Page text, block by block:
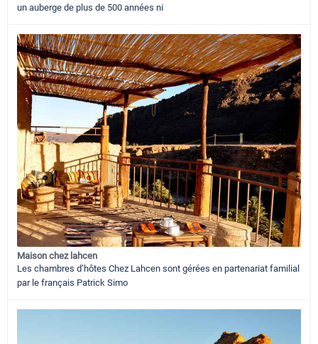
un auberge de plus de 500 années ni
Maison chez lahcen
Les chambres d’hôtes Chez Lahcen sont gérées en partenariat familial
par le français Patrick Simo